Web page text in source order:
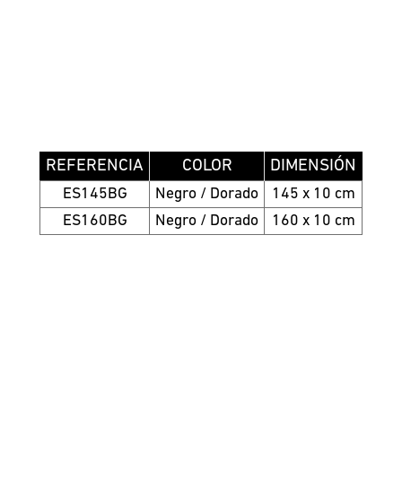
REFERENCIA COLOR DIMENSIÓN
ES145BG Negro / Dorado
145 x 10 cm
ES160BG
Negro / Dorado 160 x 10 cm